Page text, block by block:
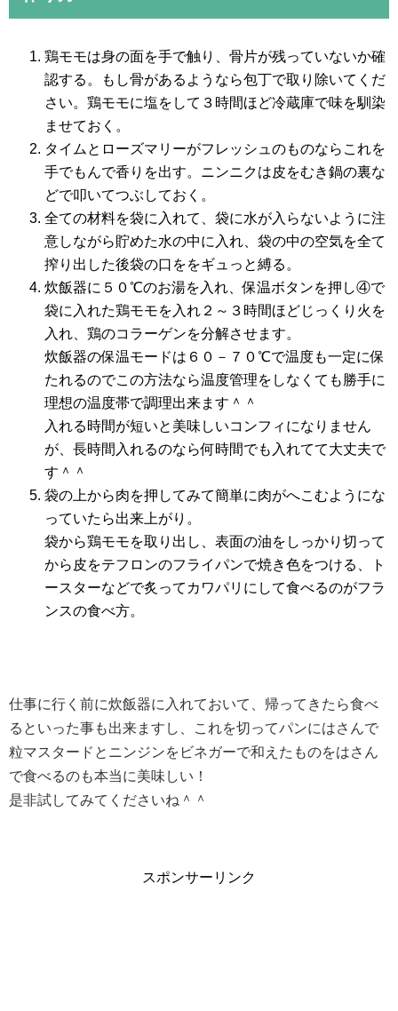
鶏モモは身の面を手で触り、骨片が残っていないか確
認する。もし骨があるようなら包丁で取り除いてくだ
さい。鶏モモに塩をして３時間ほど冷蔵庫で味を馴染
ませておく。
タイムとローズマリーがフレッシュのものならこれを
手でもんで香りを出す。ニンニクは皮をむき鍋の裏な
どで叩いてつぶしておく。
全ての材料を袋に入れて、袋に水が入らないように注
意しながら貯めた水の中に入れ、袋の中の空気を全て
搾り出した後袋の口ををギュっと縛る。
炊飯器に５０℃のお湯を入れ、保温ボタンを押し④で
袋に入れた鶏モモを入れ２～３時間ほどじっくり火を
入れ、鶏のコラーゲンを分解させます。
炊飯器の保温モードは６０－７０℃で温度も一定に保
たれるのでこの方法なら温度管理をしなくても勝手に
理想の温度帯で調理出来ます＾＾
入れる時間が短いと美味しいコンフィになりません
が、長時間入れるのなら何時間でも入れてて大丈夫で
す＾＾
袋の上から肉を押してみて簡単に肉がへこむようにな
っていたら出来上がり。
袋から鶏モモを取り出し、表面の油をしっかり切って
から皮をテフロンのフライパンで焼き色をつける、ト
ースターなどで炙ってカワパリにして食べるのがフラ
ンスの食べ方。
仕事に行く前に炊飯器に入れておいて、帰ってきたら食べ
るといった事も出来ますし、これを切ってパンにはさんで
粒マスタードとニンジンをビネガーで和えたものをはさん
で食べるのも本当に美味しい！
是非試してみてくださいね＾＾
スポンサーリンク